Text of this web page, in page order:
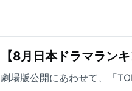
【8月日本ドラマラン
劇場版公開にあわせて、「